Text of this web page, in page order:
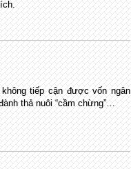
tiếp cận được vốn ngân
thả nuôi “cầm chừng”…